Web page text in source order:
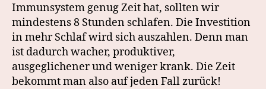
Immunsystem genug Zeit hat, sollten wir
mindestens 8 Stunden schlafen. Die Investition
in mehr Schlaf wird sich auszahlen. Denn man
ist dadurch wacher, produktiver,
ausgeglichener und weniger krank. Die Zeit
bekommt man also auf jeden Fall zurück!